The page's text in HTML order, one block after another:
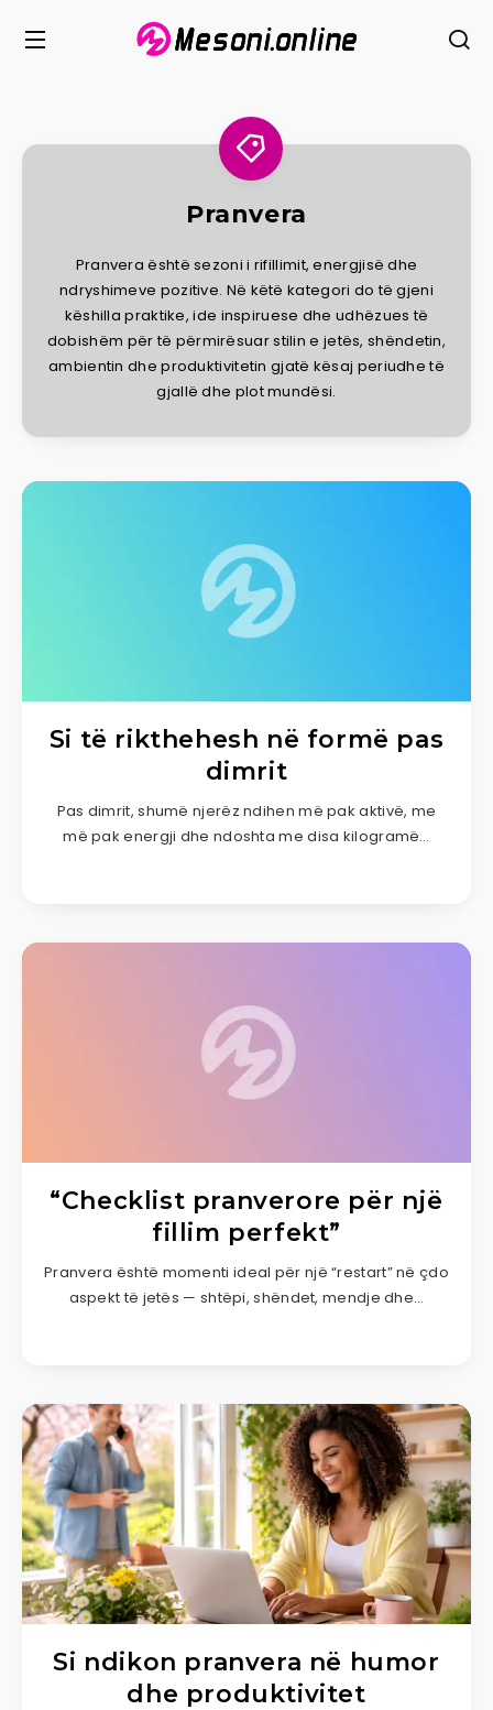
Pranvera
Pranvera është sezoni i rifillimit, energjisë dhe
ndryshimeve pozitive. Në këtë kategori do të gjeni
këshilla praktike, ide inspiruese dhe udhëzues të
dobishëm për të përmirësuar stilin e jetës, shëndetin,
ambientin dhe produktivitetin gjatë kësaj periudhe të
gjallë dhe plot mundësi.
Si të rikthehesh në formë pas
dimrit
Pas dimrit, shumë njerëz ndihen më pak aktivë, me
më pak energji dhe ndoshta me disa kilogramë…
“Checklist pranverore për një
fillim perfekt”
Pranvera është momenti ideal për një “restart” në çdo
aspekt të jetës — shtëpi, shëndet, mendje dhe…
Si ndikon pranvera në humor
dhe produktivitet